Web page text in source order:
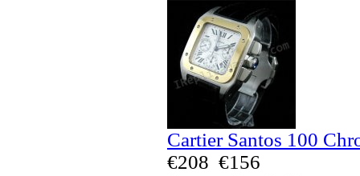
Cartier Santos 100
€208 €156